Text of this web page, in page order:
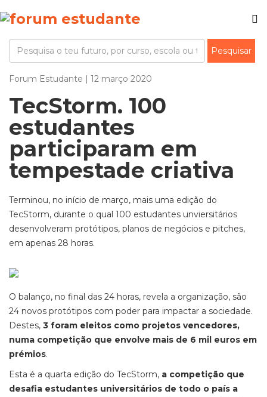
Forum Estudante | 12 março 2020
TecStorm. 100
estudantes
participaram em
tempestade criativa
Terminou, no início de março, mais uma edição do
TecStorm, durante o qual 100 estudantes unviersitários
desenvolveram protótipos, planos de negócios e pitches,
em apenas 28 horas.
O balanço, no final das 24 horas, revela a organização, são
24 novos protótipos com poder para impactar a sociedade.
Destes, 3 foram eleitos como projetos vencedores,
numa competição que envolve mais de 6 mil euros em
prémios.
Esta é a quarta edição do TecStorm, a competição que
desafia estudantes universitários de todo o país a